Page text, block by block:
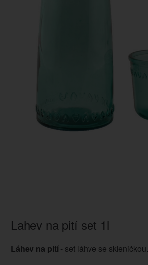
Lahev na pití set 1l
Láhev na pití- set láhve se skleničkou.